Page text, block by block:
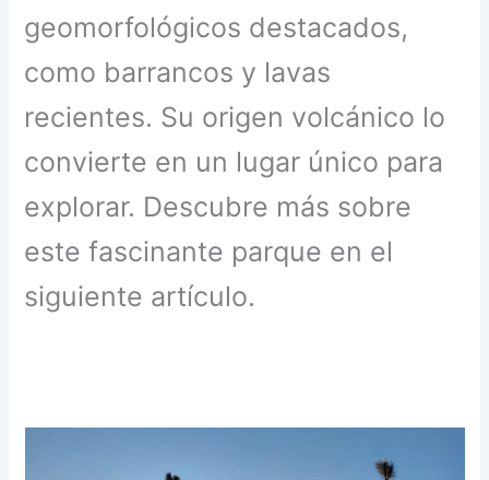
geomorfológicos destacados,
como barrancos y lavas
recientes. Su origen volcánico lo
convierte en un lugar único para
explorar. Descubre más sobre
este fascinante parque en el
siguiente artículo.